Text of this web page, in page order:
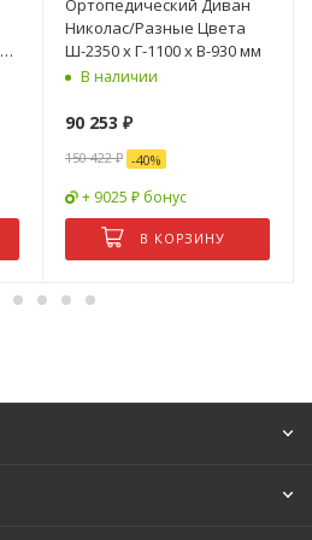
Ортопедический Диван
Николас/Разные Цвета
Ш-2350 х Г-1100 х В-930 мм
В наличии
90 253 ₽
150 422₽ -40%
+ 9025 ₽ бонус
В КОРЗИНУ